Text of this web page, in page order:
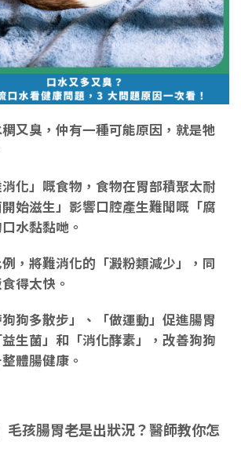
又臭，仲有一種可能原因，就是牠
消化」 嘅食物，食物在胃部積聚太耐
始滋生」影響口腔產生難聞嘅 「腐
水黏黏哋。
，將難消化的「澱粉類減少」，同
得太快。
狗多散步」、「做運動」促進腸胃
益生菌」和「消化酵素」，改善狗狗
體腸健康。
毛孩腸胃老是出狀況？醫師教你怎